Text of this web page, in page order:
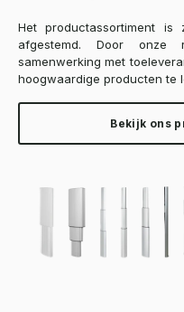
Het productassortiment
afgestemd. Door onze
samenwerking met
hoogwaardige producten te
Bekijk ons